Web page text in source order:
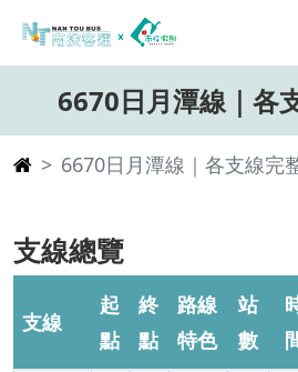
6670日月潭線｜各
6670日月潭線｜各支線完
支線總覽
支線
起
點
終
點
路線
特色
站
數